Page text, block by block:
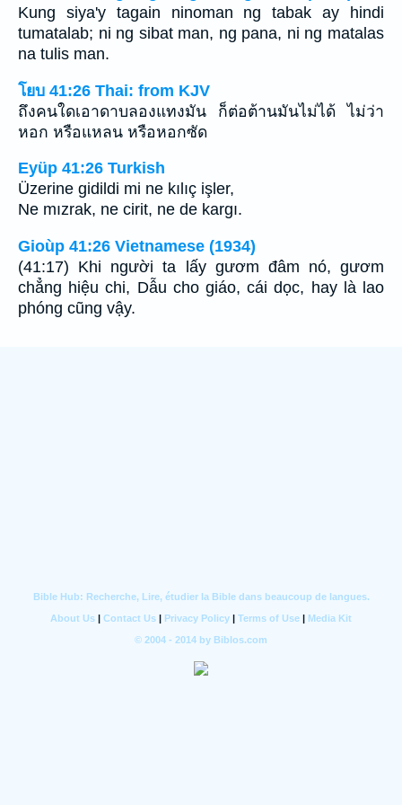
Kung siya'y tagain ninoman ng tabak ay hindi
tumatalab; ni ng sibat man, ng pana, ni ng matalas
na tulis man.
โยบ 41:26 Thai: from KJV
ถึงคนใดเอาดาบลองแทงมัน ก็ต่อต้านมันไม่ได้ ไม่ว่า
หอก หรือแหลน หรือหอกซัด
Eyüp 41:26 Turkish
Üzerine gidildi mi ne kılıç işler,
Ne mızrak, ne cirit, ne de kargı.
Gioùp 41:26 Vietnamese (1934)
(41:17) Khi người ta lấy gươm đâm nó, gươm
chẳng hiệu chi, Dẫu cho giáo, cái dọc, hay là lao
phóng cũng vậy.